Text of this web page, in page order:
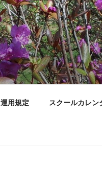
運用規定 スクールカレン